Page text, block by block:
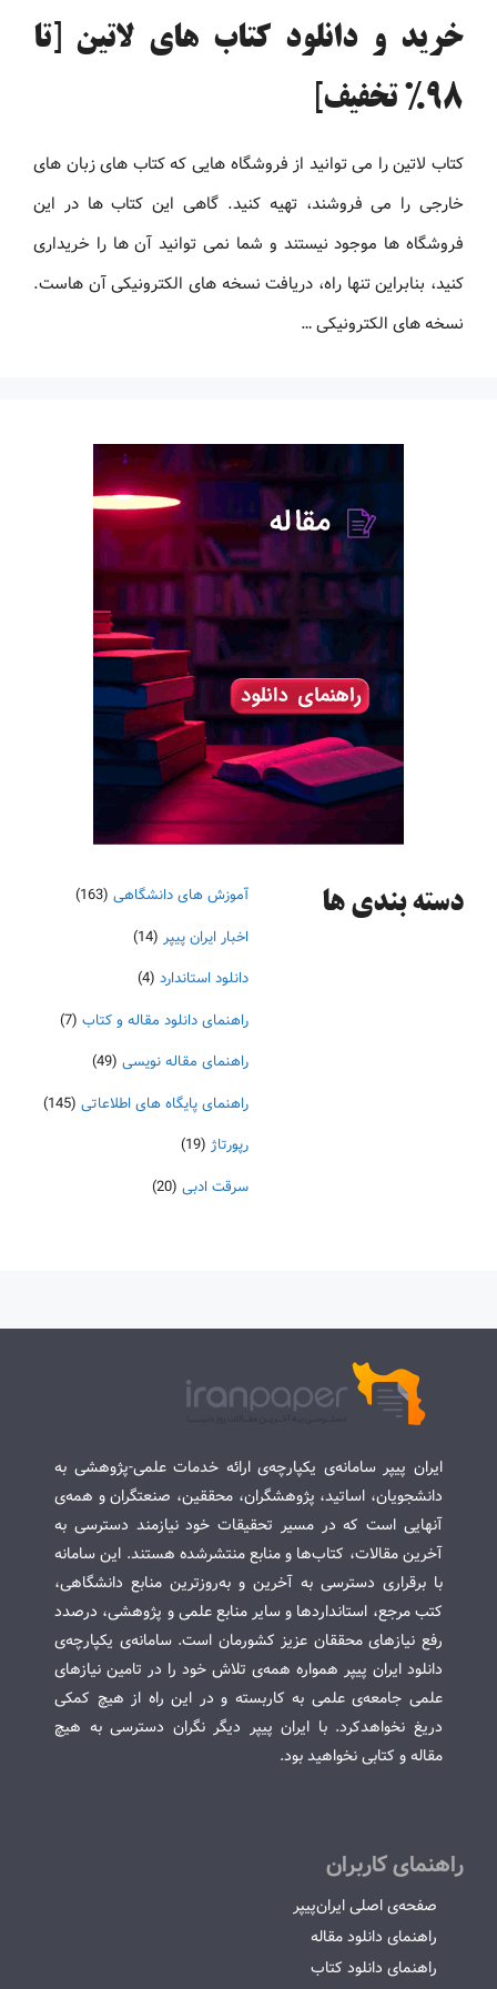
خرید و دانلود کتاب های لاتین [تا
98% تخفیف]
کتاب لاتین را می توانید از فروشگاه هایی که کتاب های زبان های
خارجی را می فروشند، تهیه کنید. گاهی این کتاب ها در این
فروشگاه ها موجود نیستند و شما نمی توانید آن ها را خریداری
کنید، بنابراین تنها راه، دریافت نسخه های الکترونیکی آن هاست.
نسخه های الکترونیکی …
دسته‌ بندی ها آموزش های دانشگاهی (163)
اخبار ایران پیپر (14)
دانلود استاندارد (4)
راهنمای دانلود مقاله و کتاب (7)
راهنمای مقاله نویسی (49)
راهنمای پایگاه های اطلاعاتی (145)
رپورتاژ (19)
سرقت ادبی (20)
ایران پیپر سامانه‌ی یکپارچه‌ی ارائه خدمات علمی-پژوهشی به
دانشجویان، اساتید، پژوهشگران، محققین، صنعتگران و همه‌ی
آنهایی است که در مسیر تحقیقات خود نیازمند دسترسی به
آخرین مقالات، کتاب‌ها و منابع منتشرشده هستند. این سامانه
با برقراری دسترسی به آخرین و به‌روزترین منابع دانشگاهی،
کتب مرجع، استانداردها و سایر منابع علمی و پژوهشی، درصدد
رفع نیازهای محققان عزیز کشورمان است. سامانه‌ی یکپارچه‌ی
دانلود ایران پیپر همواره همه‌ی تلاش خود را در تامین نیازهای
علمی جامعه‌ی علمی به کاربسته و در این راه از هیچ کمکی
دریغ نخواهدکرد. با ایران پیپر دیگر نگران دسترسی به هیچ
مقاله و کتابی نخواهید بود.
راهنمای کاربران
صفحه‌ی اصلی ایران‌پیپر
راهنمای دانلود مقاله
راهنمای دانلود کتاب